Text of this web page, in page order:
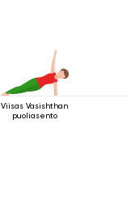
Viisas Vasishthan
puoliasento